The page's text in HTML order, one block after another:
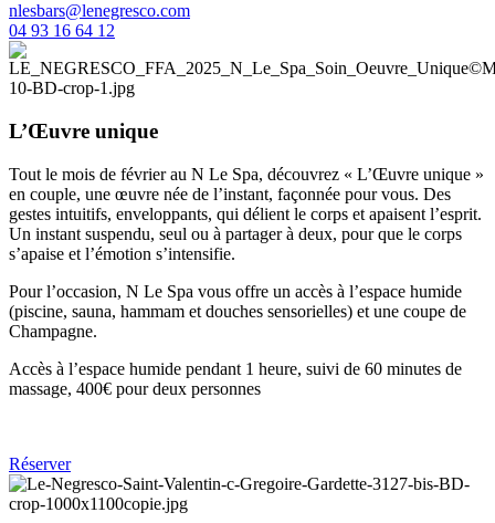
nlesbars@lenegresco.com
04 93 16 64 12
L’Œuvre unique
Tout le mois de février au N Le Spa, découvrez « L’Œuvre unique »
en couple, une œuvre née de l’instant, façonnée pour vous. Des
gestes intuitifs, enveloppants, qui délient le corps et apaisent l’esprit.
Un instant suspendu, seul ou à partager à deux, pour que le corps
s’apaise et l’émotion s’intensifie.
Pour l’occasion, N Le Spa vous offre un accès à l’espace humide
(piscine, sauna, hammam et douches sensorielles) et une coupe de
Champagne.
Accès à l’espace humide pendant 1 heure, suivi de 60 minutes de
massage, 400€ pour deux personnes
Réserver